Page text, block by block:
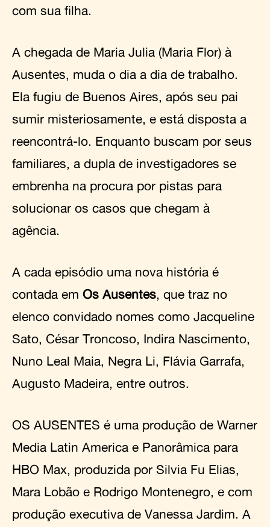
com sua filha.
A chegada de Maria Julia (Maria Flor) à
Ausentes, muda o dia a dia de trabalho.
Ela fugiu de Buenos Aires, após seu pai
sumir misteriosamente, e está disposta a
reencontrá-lo. Enquanto buscam por seus
familiares, a dupla de investigadores se
embrenha na procura por pistas para
solucionar os casos que chegam à
agência.
A cada episódio uma nova história é
contada em Os Ausentes , que traz no
elenco convidado nomes como Jacqueline
Sato, César Troncoso, Indira Nascimento,
Nuno Leal Maia, Negra Li, Flávia Garrafa,
Augusto Madeira, entre outros.
OS AUSENTES é uma produção de Warner
Media Latin America e Panorâmica para
HBO Max, produzida por Silvia Fu Elias,
Mara Lobão e Rodrigo Montenegro, e com
produção executiva de Vanessa Jardim. A